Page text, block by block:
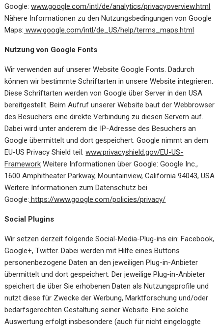
Google:www.google.com/intl/de/analytics/privacyoverview.html
Nähere Informationen zu den Nutzungsbedingungen von Google
Maps: www.google.com/intl/de_US/help/terms_maps.html
Nutzung von Google Fonts
Wir verwenden auf unserer Website Google Fonts. Dadurch
können wir bestimmte Schriftarten in unsere Website integrieren.
Diese Schriftarten werden von Google über Server in den USA
bereitgestellt. Beim Aufruf unserer Website baut der Webbrowser
des Besuchers eine direkte Verbindung zu diesen Servern auf.
Dabei wird unter anderem die IP-Adresse des Besuchers an
Google übermittelt und dort gespeichert. Google nimmt an dem
EU-US Privacy Shield teil:www.privacyshield.gov/EU-US-
Framework Weitere Informationen über Google: Google Inc.,
1600 Amphitheater Parkway, Mountainview, California 94043, USA
Weitere Informationen zum Datenschutz bei
Google: https://www.google.com/policies/privacy/
Social Plugins
Wir setzen derzeit folgende Social-Media-Plug-ins ein: Facebook,
Google+, Twitter. Dabei werden mit Hilfe eines Buttons
personenbezogene Daten an den jeweiligen Plug-in-Anbieter
übermittelt und dort gespeichert. Der jeweilige Plug-in-Anbieter
speichert die über Sie erhobenen Daten als Nutzungsprofile und
nutzt diese für Zwecke der Werbung, Marktforschung und/oder
bedarfsgerechten Gestaltung seiner Website. Eine solche
Auswertung erfolgt insbesondere (auch für nicht eingeloggte